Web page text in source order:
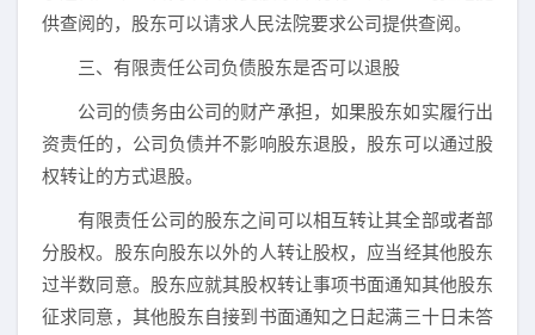
供查阅的，股东可以请求人民法院要求公司提供查阅。
三、有限责任公司负债股东是否可以退股
公司的债务由公司的财产承担，如果股东如实履行出
资责任的，公司负债并不影响股东退股，股东可以通过股
权转让的方式退股。
有限责任公司的股东之间可以相互转让其全部或者部
分股权。股东向股东以外的人转让股权，应当经其他股东
过半数同意。股东应就其股权转让事项书面通知其他股东
征求同意，其他股东自接到书面通知之日起满三十日未答